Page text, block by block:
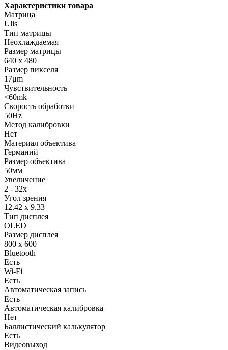
Характеристики товара
Матрица
Ulis
Тип матрицы
Неохлаждаемая
Размер матрицы
640 x 480
Размер пикселя
17μm
Чувствительность
<60mk
Скорость обработки
50Hz
Метод калибровки
Нет
Материал объектива
Германий
Размер объектива
50мм
Увеличение
2 - 32x
Угол зрения
12.42 x 9.33
Тип дисплея
OLED
Размер дисплея
800 x 600
Bluetooth
Есть
Wi-Fi
Есть
Автоматическая запись
Есть
Автоматическая калибровка
Нет
Баллистический калькулятор
Есть
Видеовыход